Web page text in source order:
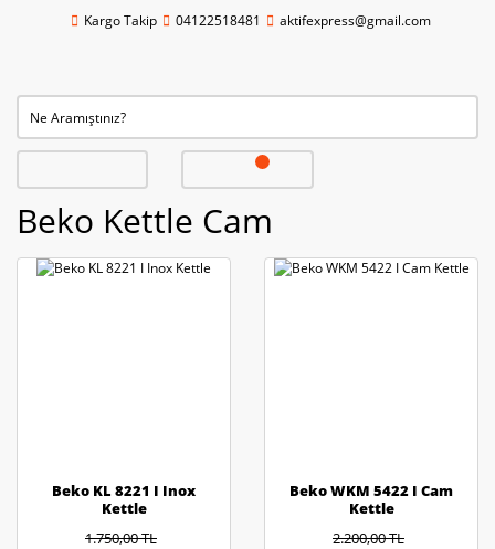
Kargo Takip 04122518481 aktifexpress@gmail.com
Beko Kettle Cam
Beko KL 8221 I Inox
Kettle
1.750,00 TL
Beko WKM 5422 I Cam
Kettle
2.200,00 TL